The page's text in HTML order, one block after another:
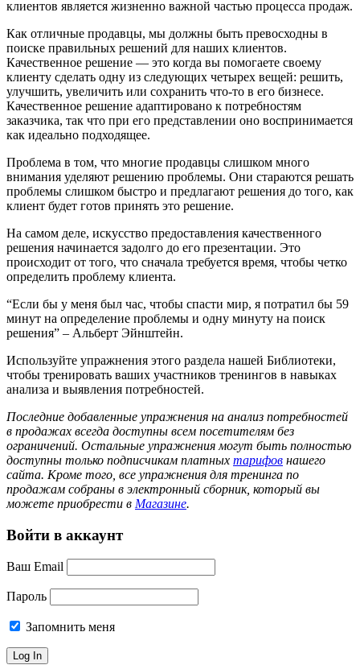
клиентов является жизненно важной частью процесса продаж.
Как отличные продавцы, мы должны быть превосходны в
поиске правильных решений для наших клиентов.
Качественное решение — это когда вы помогаете своему
клиенту сделать одну из следующих четырех вещей: решить,
улучшить, увеличить или сохранить что-то в его бизнесе.
Качественное решение адаптировано к потребностям
заказчика, так что при его представлении оно воспринимается
как идеально подходящее.
Проблема в том, что многие продавцы слишком много
внимания уделяют решению проблемы. Они стараются решать
проблемы слишком быстро и предлагают решения до того, как
клиент будет готов принять это решение.
На самом деле, искусство предоставления качественного
решения начинается задолго до его презентации. Это
происходит от того, что сначала требуется время, чтобы четко
определить проблему клиента.
“Если бы у меня был час, чтобы спасти мир, я потратил бы 59
минут на определение проблемы и одну минуту на поиск
решения” – Альберт Эйнштейн.
Используйте упражнения этого раздела нашей Библиотеки,
чтобы тренировать ваших участников тренингов в навыках
анализа и выявления потребностей.
Последние добавленные упражнения на анализ потребностей
в продажах всегда доступны всем посетителям без
ограничений. Остальные упражнения могут быть полностью
доступны только подписчикам платных тарифов нашего
сайта. Кроме того, все упражнения для тренинга по
продажам собраны в электронный сборник, который вы
можете приобрести в Магазине.
Войти в аккаунт
Ваш Email
Пароль
Запомнить меня